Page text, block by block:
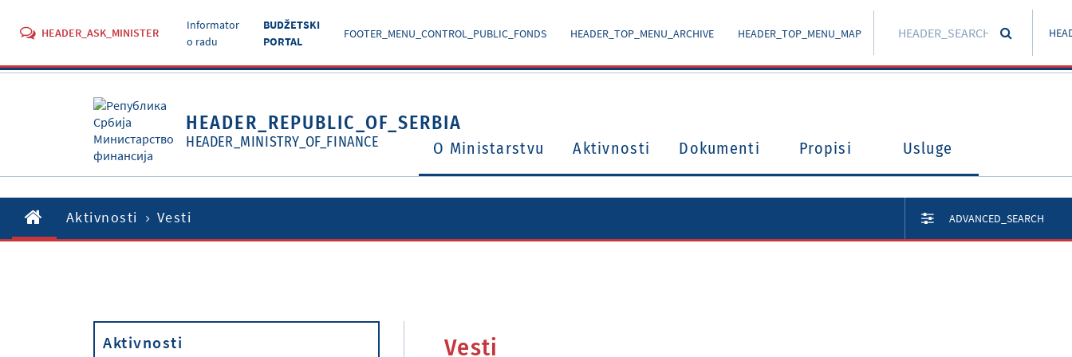
HEADER_ASK_MINISTER
Informator
o radu
BUDŽETSKI
PORTAL
FOOTER_MENU_CONTROL_PUBLIC_FONDS HEADER_TOP_MENU_ARCHIVE HEADER_TOP_MENU_MAP
HEADER_REPUBLIC_OF_SERBIA
HEADER_MINISTRY_OF_FINANCE O Ministarstvu Aktivnosti Dokumenti Propisi Usluge
Aktivnosti Vesti ADVANCED_SEARCH
Aktivnosti Vesti